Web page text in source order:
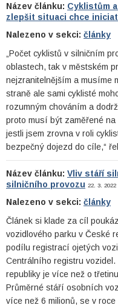
Název článku: Cyklistům
zlepšit situaci chce
Nalezeno v sekci: články
„Počet cyklistů v silničním
oblastech, tak v městském
nejzranitelnějším a musíme
straně ale sami cyklisté
rozumným chováním a
proto musí být zaměřené
jestli jsem zrovna v roli
bezpečný dojezd do cíle,“
Název článku: Vliv stáří
silničního provozu 22. 3. 2022
Nalezeno v sekci: články
Článek si klade za cíl
vozidlového parku v České
podílu registrací ojetých
Centrálního registru
republiky je více než o
Průměrné stáří osobních
více než 6 milionů, se v